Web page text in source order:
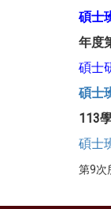
碩士
年度
碩士
碩士
113
碩士
第9次